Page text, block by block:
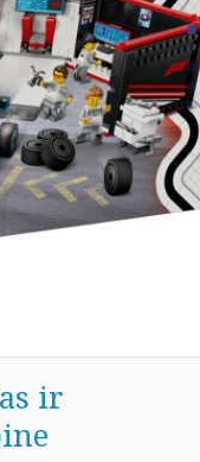
ir